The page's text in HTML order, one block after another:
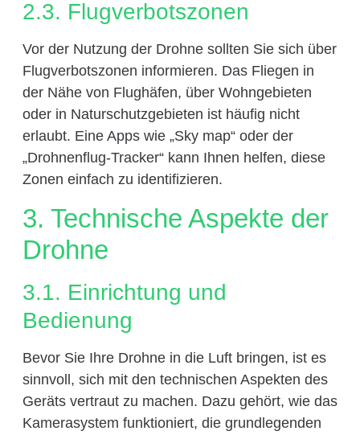
2.3. Flugverbotszonen
Vor der Nutzung der Drohne sollten Sie sich über
Flugverbotszonen informieren. Das Fliegen in
der Nähe von Flughäfen, über Wohngebieten
oder in Naturschutzgebieten ist häufig nicht
erlaubt. Eine Apps wie „Sky map“ oder der
„Drohnenflug-Tracker“ kann Ihnen helfen, diese
Zonen einfach zu identifizieren.
3. Technische Aspekte der
Drohne
3.1. Einrichtung und
Bedienung
Bevor Sie Ihre Drohne in die Luft bringen, ist es
sinnvoll, sich mit den technischen Aspekten des
Geräts vertraut zu machen. Dazu gehört, wie das
Kamerasystem funktioniert, die grundlegenden